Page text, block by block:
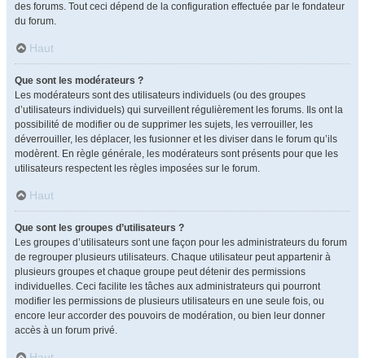
des forums. Tout ceci dépend de la configuration effectuée par le fondateur
du forum.
Haut
Que sont les modérateurs ?
Les modérateurs sont des utilisateurs individuels (ou des groupes
d’utilisateurs individuels) qui surveillent régulièrement les forums. Ils ont la
possibilité de modifier ou de supprimer les sujets, les verrouiller, les
déverrouiller, les déplacer, les fusionner et les diviser dans le forum qu’ils
modèrent. En règle générale, les modérateurs sont présents pour que les
utilisateurs respectent les règles imposées sur le forum.
Haut
Que sont les groupes d’utilisateurs ?
Les groupes d’utilisateurs sont une façon pour les administrateurs du forum
de regrouper plusieurs utilisateurs. Chaque utilisateur peut appartenir à
plusieurs groupes et chaque groupe peut détenir des permissions
individuelles. Ceci facilite les tâches aux administrateurs qui pourront
modifier les permissions de plusieurs utilisateurs en une seule fois, ou
encore leur accorder des pouvoirs de modération, ou bien leur donner
accès à un forum privé.